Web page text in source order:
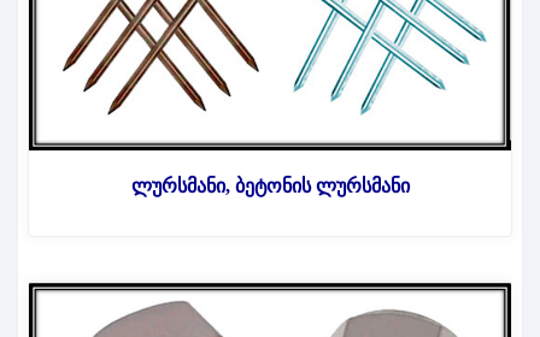
ლურსმანი, ბეტონის ლურსმანი